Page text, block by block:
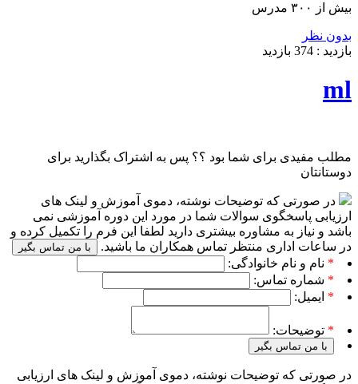
بیش از ۳۰۰ مدرس
بدون نظر
بازدید : 374 بازدید
ml
مطلب مفیدی برای شما بود ؟؟ پس به اشتراک بگذارید برای
دوستانتان
در صورتی که توضیحات نوشته، دموی آموزش و لینک های
ارزیابی پاسخگوی سوالات شما در مورد این دوره آموزشی نمی
باشد و نیاز به مشاوره بیشتری دارید لطفا این فرم را تکمیل کرده و
در ساعات اداری منتظر تماس همکاران ما باشید.
با من تماس بگیر
* نام و نام خانوادگی:
* شماره تماس:
* ایمیل:
* توضیحات:
با من تماس بگیر
در صورتی که توضیحات نوشته، دموی آموزش و لینک های ارزیابی